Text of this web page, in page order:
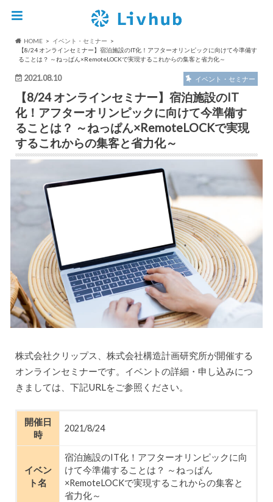
HOME
イベント・セミナー
【8/24 オンラインセミナー】宿泊施設のIT化！アフターオリンピックに向けて今準備す
ることは？ ～ねっぱん×RemoteLOCKで実現するこれからの集客と省力化～
2021.08.10 イベント・セミナー
【8/24 オンラインセミナー】宿泊施設のIT
化！アフターオリンピックに向けて今準備す
ることは？ ～ねっぱん×RemoteLOCKで実現
するこれからの集客と省力化～
株式会社クリップス、株式会社構造計画研究所が開催する
オンラインセミナーです。イベントの詳細・申し込みにつ
きましては、下記URLをご参照ください。
開催日
時
2021/8/24
イベン
ト名
宿泊施設のIT化！アフターオリンピックに向
けて今準備することは？ ～ねっぱん
×RemoteLOCKで実現するこれからの集客と
省力化～